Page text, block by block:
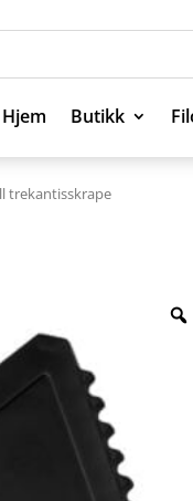
Hjem Butikk
Hjem Butikk
trekantisskrape